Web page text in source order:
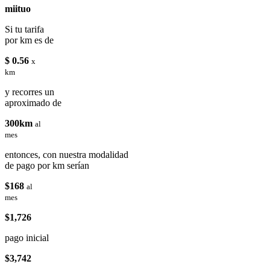
miituo
Si tu tarifa
por km es de
$ 0.56 x
km
y recorres un
aproximado de
300km al
mes
entonces, con nuestra modalidad
de pago por km serían
$168 al
mes
$1,726
pago inicial
$3,742